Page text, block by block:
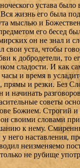
устава было
Вся жизнь его была
мыслью и
его бесед
он не знал и
свои уста, чтобы
к добродетели, то
сладости. И как
и время в
прямы и резки. Без
и начинать
советы
Божием. Строгий
своими словами
к нему.
него наставления,
неизменяемо
не рубище